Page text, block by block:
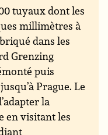
tuyaux dont les
millimètres à
dans les
Grenzing
puis
Prague. Le
la
en visitant les